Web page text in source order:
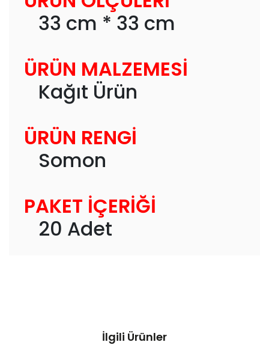
33 cm * 33 cm
ÜRÜN MALZEMESİ
Kağıt Ürün
ÜRÜN RENGİ
Somon
PAKET İÇERİĞİ
20 Adet
İlgili Ürünler